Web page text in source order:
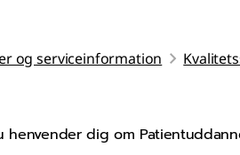
og serviceinformation
dig om